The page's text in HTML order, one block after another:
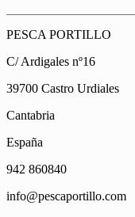
PESCA PORTILLO
C/ Ardigales nº16
39700 Castro Urdiales
Cantabria
España
942 860840
info@pescaportillo.com